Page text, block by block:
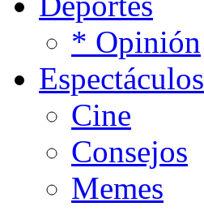
* Opinión
Espectáculos
Cine
Consejos
Memes